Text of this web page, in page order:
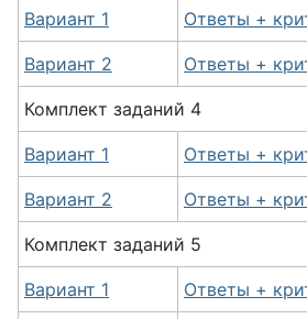
Вариант 1 Ответы +
Вариант 2 Ответы +
Комплект заданий 4
Вариант 1 Ответы +
Вариант 2 Ответы +
Комплект заданий 5
Вариант 1 Ответы +